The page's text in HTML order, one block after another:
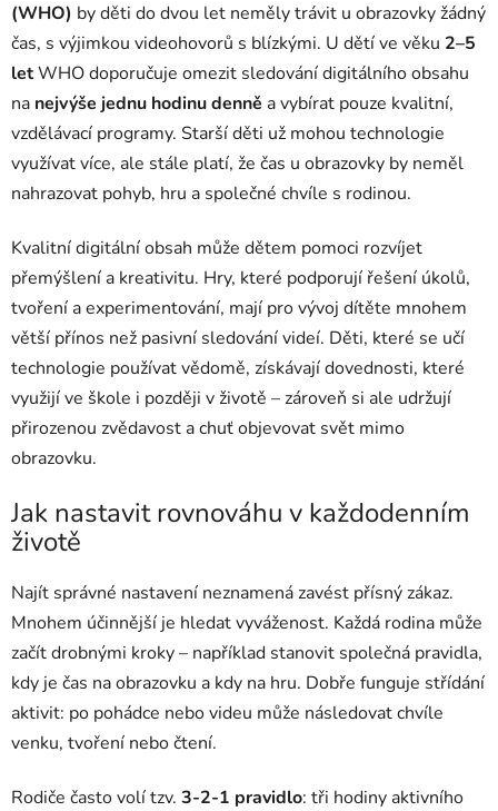
(WHO) by děti do dvou let neměly trávit u obrazovky žádný
čas, s výjimkou videohovorů s blízkými. U dětí ve věku 2–5
letWHO doporučuje omezit sledování digitálního obsahu
na nejvýše jednu hodinu denně a vybírat pouze kvalitní,
vzdělávací programy. Starší děti už mohou technologie
využívat více, ale stále platí, že čas u obrazovky by neměl
nahrazovat pohyb, hru a společné chvíle s rodinou.
Kvalitní digitální obsah může dětem pomoci rozvíjet
přemýšlení a kreativitu. Hry, které podporují řešení úkolů,
tvoření a experimentování, mají pro vývoj dítěte mnohem
větší přínos než pasivní sledování videí. Děti, které se učí
technologie používat vědomě, získávají dovednosti, které
využijí ve škole i později v životě – zároveň si ale udržují
přirozenou zvědavost a chuť objevovat svět mimo
obrazovku.
Jak nastavit rovnováhu v každodenním
životě
Najít správné nastavení neznamená zavést přísný zákaz.
Mnohem účinnější je hledat vyváženost. Každá rodina může
začít drobnými kroky – například stanovit společná pravidla,
kdy je čas na obrazovku a kdy na hru. Dobře funguje střídání
aktivit: po pohádce nebo videu může následovat chvíle
venku, tvoření nebo čtení.
Rodiče často volí tzv. 3-2-1 pravidlo: tři hodiny aktivního